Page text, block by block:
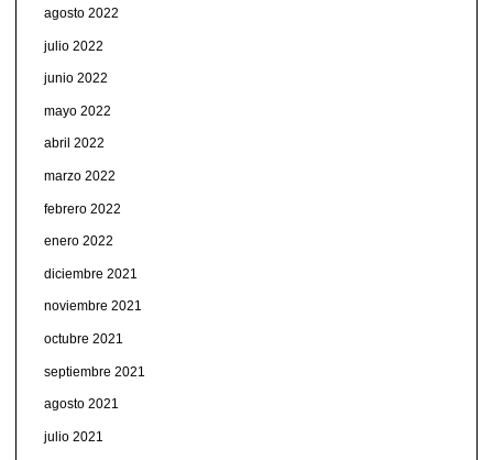
agosto 2022
julio 2022
junio 2022
mayo 2022
abril 2022
marzo 2022
febrero 2022
enero 2022
diciembre 2021
noviembre 2021
octubre 2021
septiembre 2021
agosto 2021
julio 2021